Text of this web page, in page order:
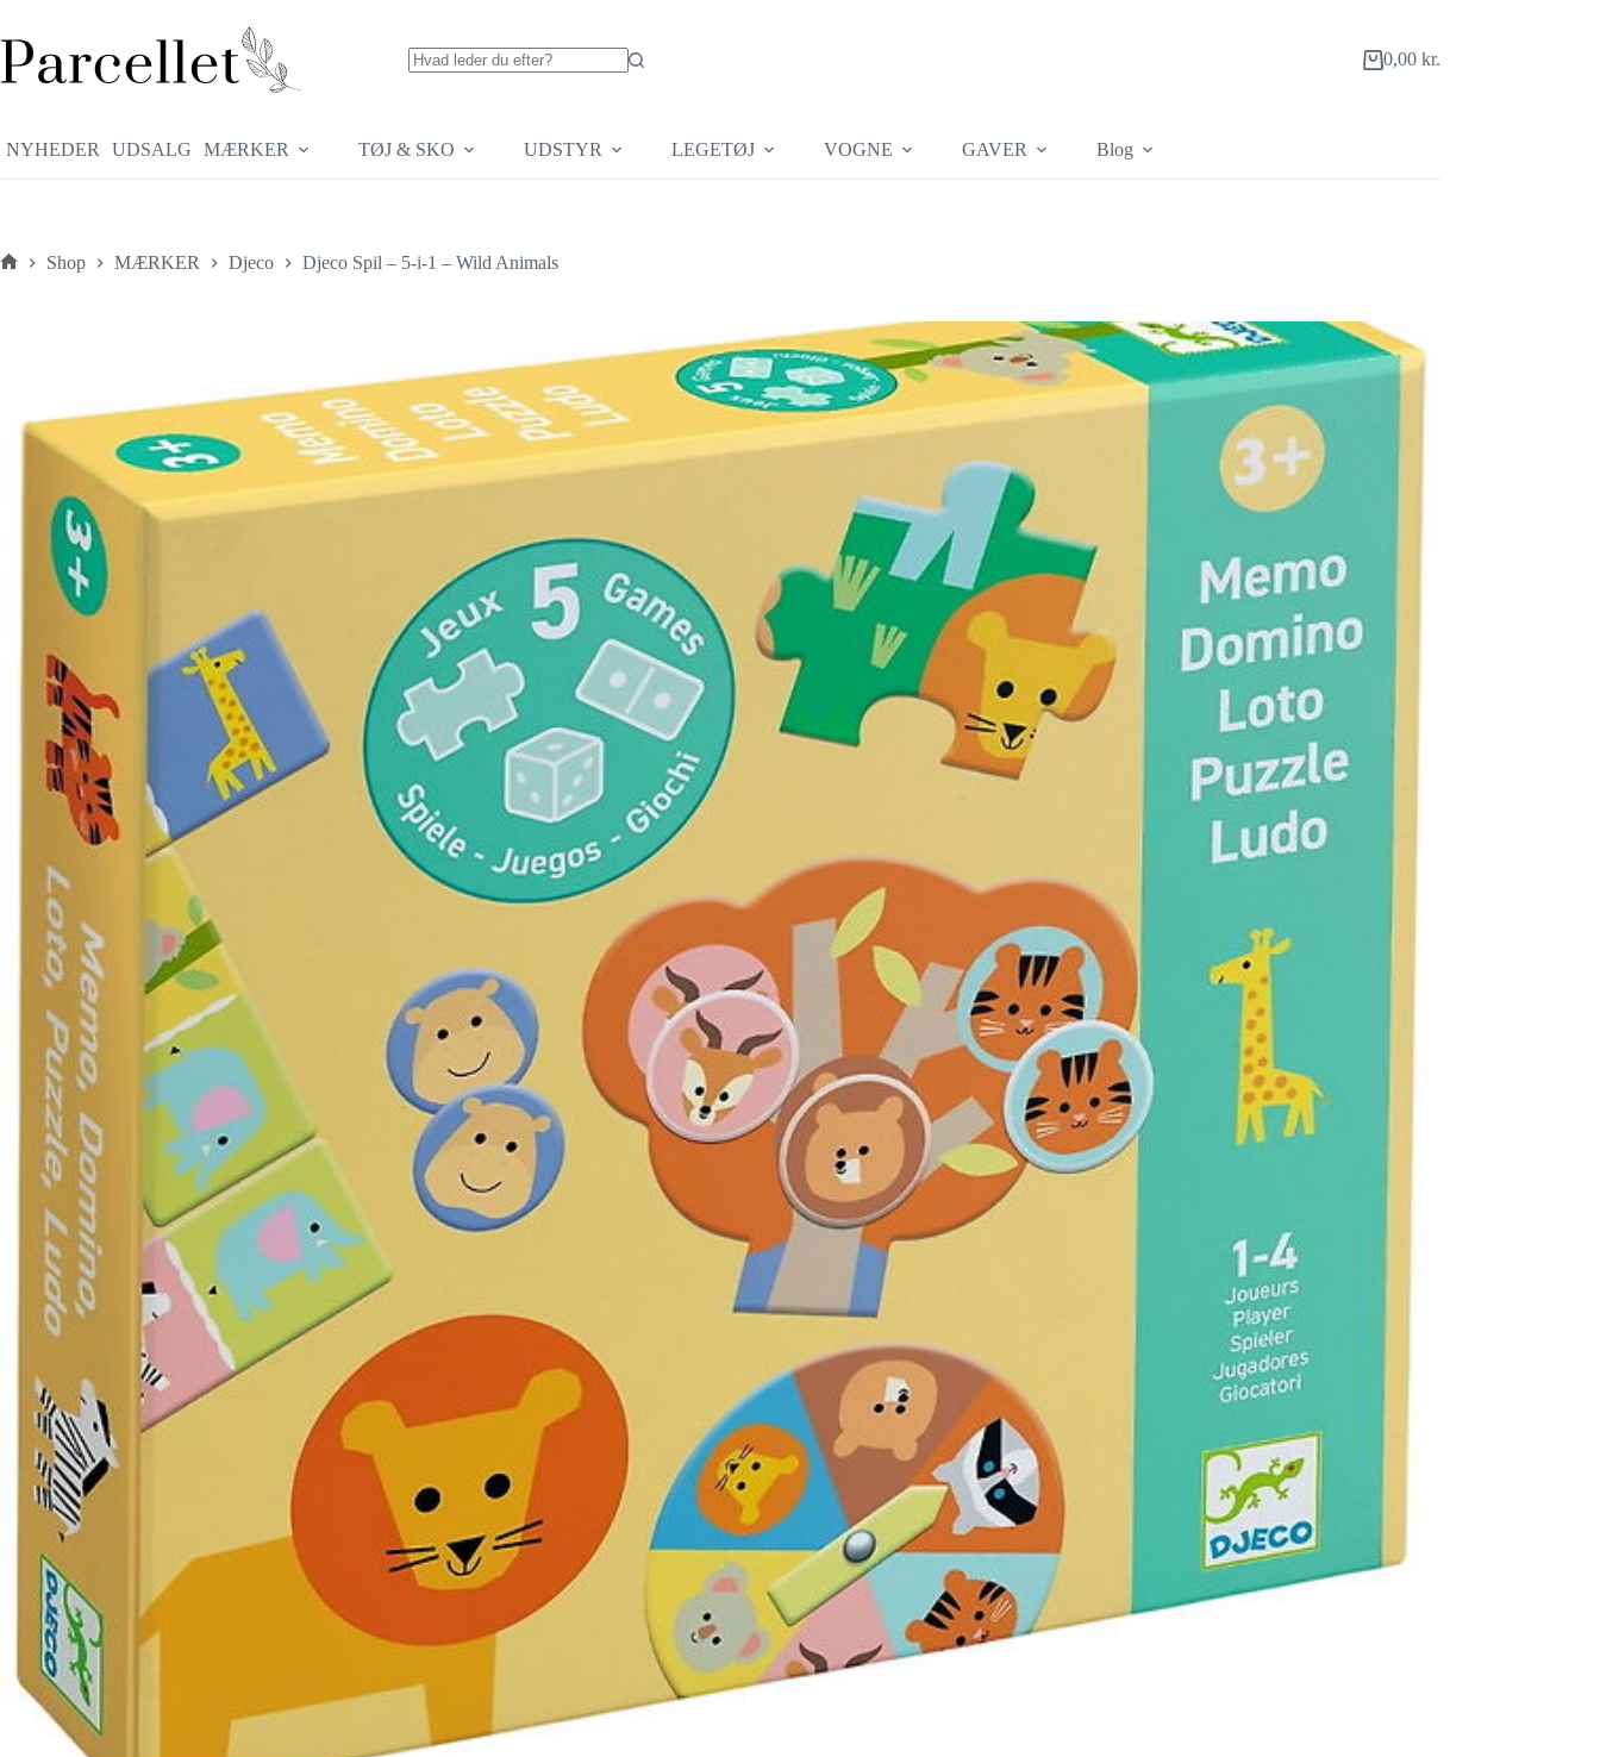
indhold
Indkøbskurv
0,00 kr.
NYHEDER UDSALG MÆRKER TØJ & SKO UDSTYR LEGETØJ VOGNE GAVER Blog
Shop MÆRKER Djeco Djeco Spil – 5-i-1 – Wild Animals